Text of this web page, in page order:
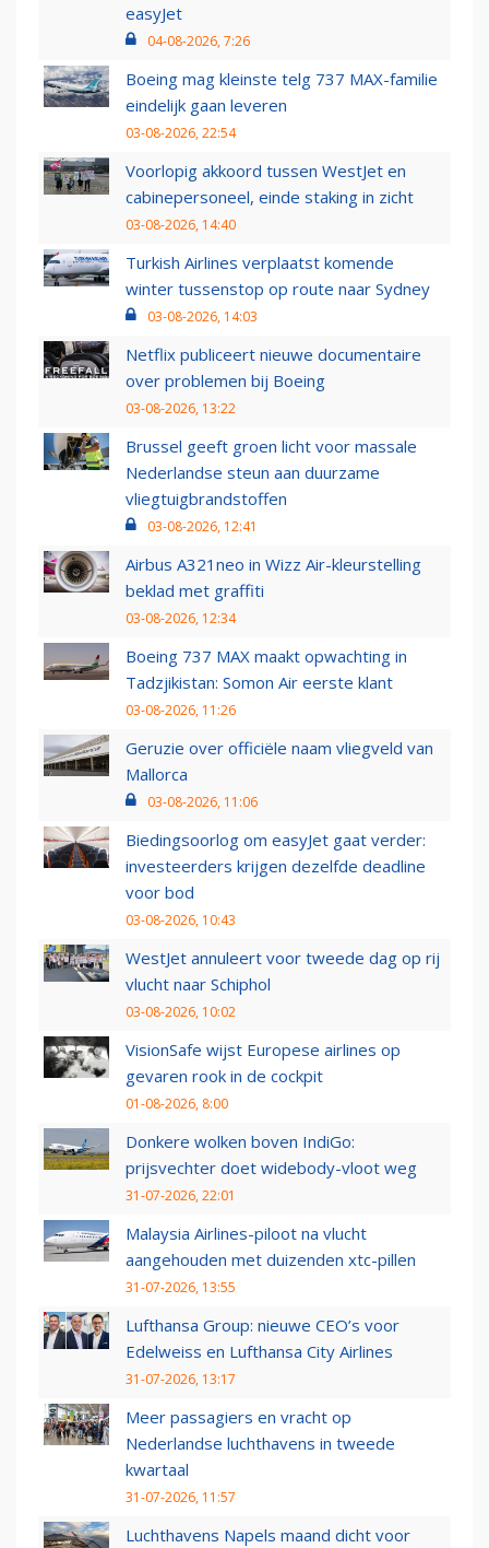
easyJet
04-08-2026, 7:26
Boeing mag kleinste telg 737 MAX-familie
eindelijk gaan leveren
03-08-2026, 22:54
Voorlopig akkoord tussen WestJet en
cabinepersoneel, einde staking in zicht
03-08-2026, 14:40
Turkish Airlines verplaatst komende
winter tussenstop op route naar Sydney
03-08-2026, 14:03
Netflix publiceert nieuwe documentaire
over problemen bij Boeing
03-08-2026, 13:22
Brussel geeft groen licht voor massale
Nederlandse steun aan duurzame
vliegtuigbrandstoffen
03-08-2026, 12:41
Airbus A321neo in Wizz Air-kleurstelling
beklad met graffiti
03-08-2026, 12:34
Boeing 737 MAX maakt opwachting in
Tadzjikistan: Somon Air eerste klant
03-08-2026, 11:26
Geruzie over officiële naam vliegveld van
Mallorca
03-08-2026, 11:06
Biedingsoorlog om easyJet gaat verder:
investeerders krijgen dezelfde deadline
voor bod
03-08-2026, 10:43
WestJet annuleert voor tweede dag op rij
vlucht naar Schiphol
03-08-2026, 10:02
VisionSafe wijst Europese airlines op
gevaren rook in de cockpit
01-08-2026, 8:00
Donkere wolken boven IndiGo:
prijsvechter doet widebody-vloot weg
31-07-2026, 22:01
Malaysia Airlines-piloot na vlucht
aangehouden met duizenden xtc-pillen
31-07-2026, 13:55
Lufthansa Group: nieuwe CEO’s voor
Edelweiss en Lufthansa City Airlines
31-07-2026, 13:17
Meer passagiers en vracht op
Nederlandse luchthavens in tweede
kwartaal
31-07-2026, 11:57
Luchthavens Napels maand dicht voor